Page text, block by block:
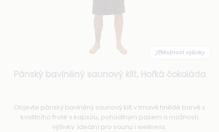
.
Údržba a péče
Jak prát froté, aby zůstalo měkké a savé? Podívejte se na
Možnost výšivky
Pánský bavlněný saunový kilt, Hořká čokoláda
Objevte pánský bavlněný saunový kilt v tmavě hnědé barvě z
kvalitního froté s kapsou, pohodlným pasem a možností
výšivky. Ideální pro saunu i wellness.